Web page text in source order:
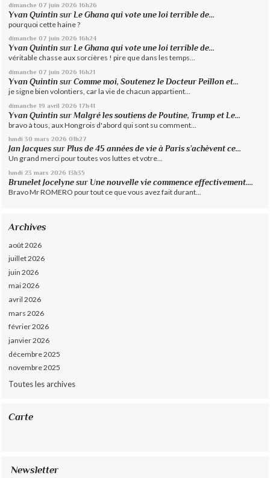
dimanche 07 juin 2026 16h26
Yvan Quintin sur Le Ghana qui vote une loi terrible de...
pourquoi cette haine ?
dimanche 07 juin 2026 16h24
Yvan Quintin surLe Ghana qui vote une loi terrible de...
véritable chasse aux sorcières ! pire que dans les temps...
dimanche 07 juin 2026 16h21
Yvan Quintin surComme moi, Soutenez le Docteur Peillon et...
je signe bien volontiers, car la vie de chacun appartient...
dimanche 19 avril 2026 17h41
Yvan Quintin surMalgré les soutiens de Poutine, Trump et Le...
bravo à tous, aux Hongrois d'abord qui sont su comment...
lundi 30 mars 2026 01h27
Jan Jacques surPlus de 45 années de vie à Paris s’achèvent ce...
Un grand merci pour toutes vos luttes et votre...
lundi 23 mars 2026 13h35
Brunelet Jocelyne sur Une nouvelle vie commence effectivement....
Bravo Mr ROMERO pour tout ce que vous avez fait durant...
Archives
août 2026
juillet 2026
juin 2026
mai 2026
avril 2026
mars 2026
février 2026
janvier 2026
décembre 2025
novembre 2025
Toutes les archives
Carte
Newsletter